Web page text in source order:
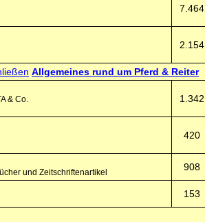
7.464
2.154
Allgemeines rund um Pferd & Reiter
& Co.
1.342
420
und Zeitschriftenartikel 908
153